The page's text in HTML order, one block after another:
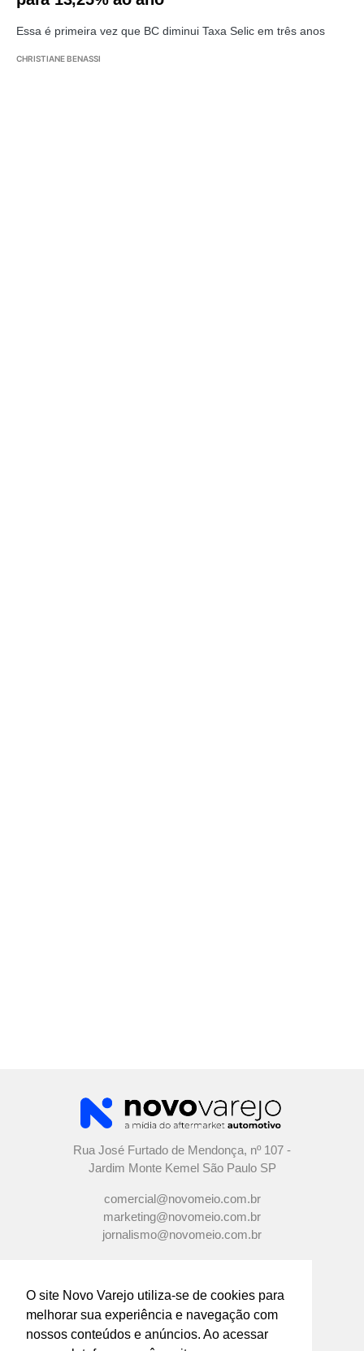
O site Novo Varejo utiliza-se de cookies para
melhorar sua experiência e navegação com
nossos conteúdos e anúncios. Ao acessar
Essa é primeira vez que BC diminui Taxa Selic em três anos
CHRISTIANE BENASSI
Rua José Furtado de Mendonça, nº 107 -
Jardim Monte Kemel São Paulo SP
comercial@novomeio.com.br
marketing@novomeio.com.br
jornalismo@novomeio.com.br
CONFIRA AS NOSSAS REDES
SOCIAIS